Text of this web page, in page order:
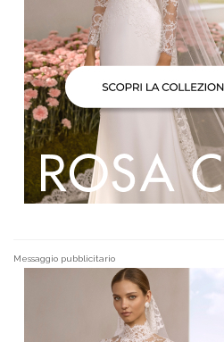
Messaggio pubblicitario